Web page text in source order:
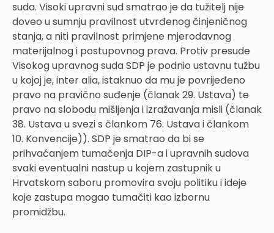
suda. Visoki upravni sud smatrao je da tužitelj nije
doveo u sumnju pravilnost utvrđenog činjeničnog
stanja, a niti pravilnost primjene mjerodavnog
materijalnog i postupovnog prava. Protiv presude
Visokog upravnog suda SDP je podnio ustavnu tužbu
u kojoj je, inter alia, istaknuo da mu je povrijeđeno
pravo na pravično suđenje (članak 29. Ustava) te
pravo na slobodu mišljenja i izražavanja misli (članak
38. Ustava u svezi s člankom 76. Ustava i člankom
10. Konvencije)). SDP je smatrao da bi se
prihvaćanjem tumačenja DIP-a i upravnih sudova
svaki eventualni nastup u kojem zastupnik u
Hrvatskom saboru promovira svoju politiku i ideje
koje zastupa mogao tumačiti kao izbornu
promidžbu.